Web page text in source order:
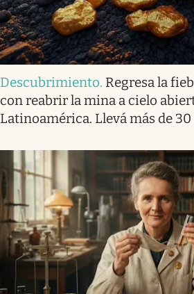
Descubrimiento. Regresa la
con reabrir la mina a cielo
Latinoamérica. Llevá más de